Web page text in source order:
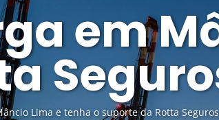
em
Lima e tenha o suporte da Rotta